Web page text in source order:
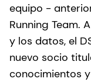
equipo -
Running Team.
y los datos, el
nuevo socio
conocimientos